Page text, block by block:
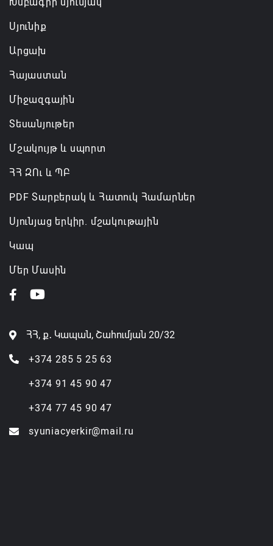
ազատվել է պաշտոնից
06.08.2026 14:16
նախարարությունների անվանումները
06.08.2026 12:45
Խմբագրի սյունյակ
Սյունիք
Արցախ
Հայաստան
Միջազգային
Տեսանյութեր
Մշակույթ և սպորտ
ՀՀ ԶՈւ և ՊԲ
PDF Տարբերակ և Հատուկ Համարներ
Սյունյաց երկիր. մշակութային
Կապ
Մեր Մասին
ՀՀ, ք․ Կապան, Շահումյան 20/32
+374 285 5 25 63
+374 91 45 90 47
+374 77 45 90 47
syuniacyerkir@mail.ru